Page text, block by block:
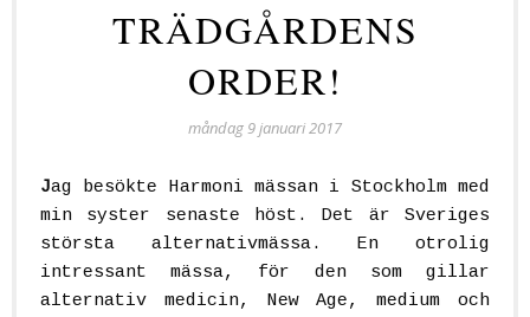
TRÄDGÅRDENS
ORDER!
måndag 9 januari 2017
Jag besökte Harmoni mässan i Stockholm med
min syster senaste höst. Det är Sveriges
största alternativmässa. En otrolig
intressant mässa, för den som gillar
alternativ medicin, New Age, medium och